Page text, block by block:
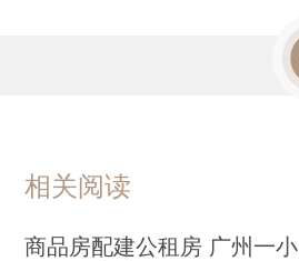
相关阅读
商品房配建公租房 广州一小